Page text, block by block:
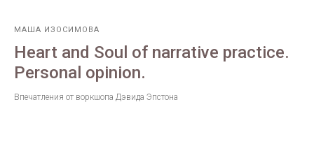
МАША ИЗОСИМОВА
Heart and Soul of narrative practice.
Personal opinion.
Впечатления от воркшопа Дэвида Эпстона